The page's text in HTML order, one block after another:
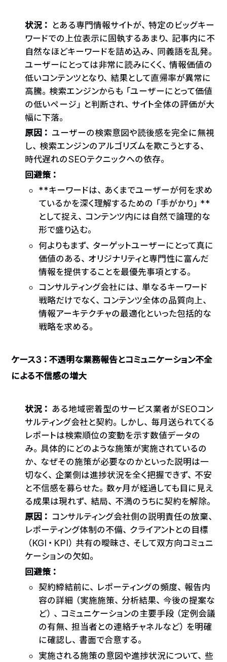
状況： とある専門情報サイトが、特定のビッグキー
ワードでの上位表示に固執するあまり、記事内に不
自然なほどキーワードを詰め込み、同義語を乱発。
ユーザーにとっては非常に読みにくく、情報価値の
低いコンテンツとなり、結果として直帰率が異常に
高騰。検索エンジンからも「ユーザーにとって価値
の低いページ」と判断され、サイト全体の評価が大
幅に下落。
原因： ユーザーの検索意図や読後感を完全に無視
し、検索エンジンのアルゴリズムを欺こうとする、
時代遅れのSEOテクニックへの依存。
回避策：
**キーワードは、あくまでユーザーが何を求め
ているかを深く理解するための「手がかり」**
として捉え、コンテンツ内には自然で論理的な
形で盛り込む。
何よりもまず、ターゲットユーザーにとって真に
価値のある、オリジナリティと専門性に富んだ
情報を提供することを最優先事項とする。
コンサルティング会社には、単なるキーワード
戦略だけでなく、コンテンツ全体の品質向上、
情報アーキテクチャの最適化といった包括的な
戦略を求める。
ケース3：不透明な業務報告とコミュニケーション不全
による不信感の増大
状況： ある地域密着型のサービス業者がSEOコン
サルティング会社と契約。しかし、毎月送られてくる
レポートは検索順位の変動を示す数値データの
み。具体的にどのような施策が実施されているの
か、なぜその施策が必要なのかといった説明は一
切なく、企業側は進捗状況を全く把握できず、不安
と不信感を募らせた。数ヶ月が経過しても目に見え
る成果は現れず、結局、不満のうちに契約を解除。
原因： コンサルティング会社側の説明責任の放棄、
レポーティング体制の不備、クライアントとの目標
（KGI・KPI）共有の曖昧さ、そして双方向コミュニ
ケーションの欠如。
回避策：
契約締結前に、レポーティングの頻度、報告内
容の詳細（実施施策、分析結果、今後の提案な
ど）、コミュニケーションの主要手段（定例会議
の有無、担当者との連絡チャネルなど）を明確
に確認し、書面で合意する。
実施される施策の意図や進捗状況について、些